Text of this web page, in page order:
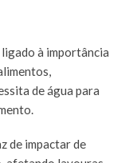
à importância
de água para
de impactar de